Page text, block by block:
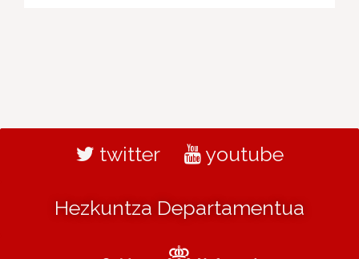
twitter youtube
Hezkuntza Departamentua